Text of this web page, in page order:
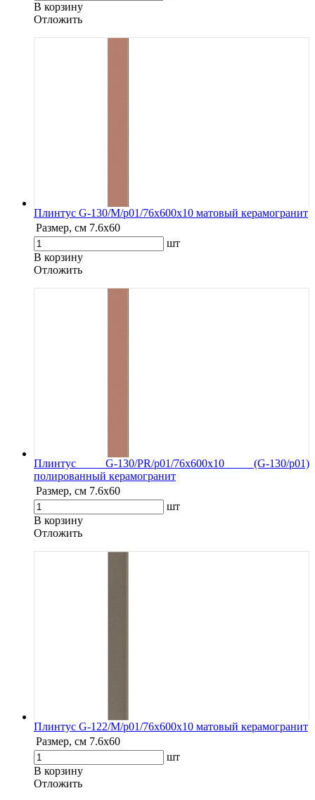
В корзину
Oтложить
Плинтус G-130/М/p01/76x600x10 матовый керамогранит
Размер, см 7.6х60
шт
В корзину
Oтложить
Плинтус G-130/PR/p01/76x600x10 (G-130/p01)
полированный керамогранит
Размер, см 7.6х60
шт
В корзину
Oтложить
Плинтус G-122/М/p01/76x600x10 матовый керамогранит
Размер, см 7.6х60
шт
В корзину
Oтложить